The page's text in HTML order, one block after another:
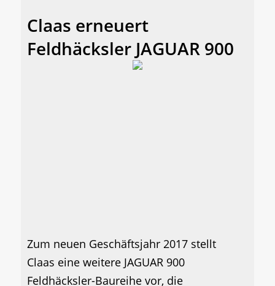
Claas erneuert
Feldhäcksler JAGUAR 900
Zum neuen Geschäftsjahr 2017 stellt
Claas eine weitere JAGUAR 900
Feldhäcksler-Baureihe vor, die